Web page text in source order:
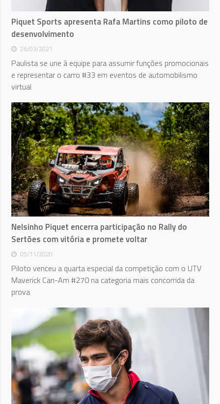
Piquet Sports apresenta Rafa Martins como piloto de
desenvolvimento
26/03/2021
Paulista se une à equipe para assumir funções promocionais
e representar o carro #33 em eventos de automobilismo
virtual
Nelsinho Piquet encerra participação no Rally do
Sertões com vitória e promete voltar
05/11/2020
Piloto venceu a quarta especial da competição com o UTV
Maverick Can-Am #270 na categoria mais concorrida da
prova